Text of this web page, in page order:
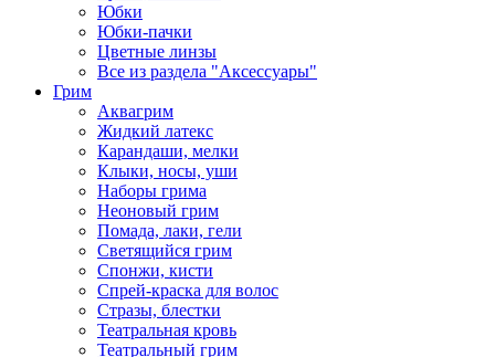
Юбки
Юбки-пачки
Цветные линзы
Все из раздела "Аксессуары"
Грим
Аквагрим
Жидкий латекс
Карандаши, мелки
Клыки, носы, уши
Наборы грима
Неоновый грим
Помада, лаки, гели
Светящийся грим
Спонжи, кисти
Спрей-краска для волос
Стразы, блестки
Театральная кровь
Театральный грим